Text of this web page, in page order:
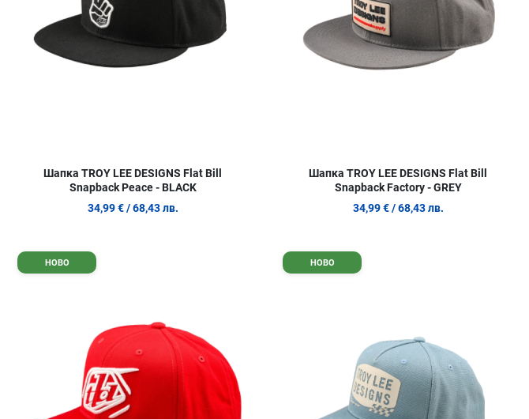
Шапка TROY LEE DESIGNS Flat Bill
Snapback Peace - BLACK
34,99 € / 68,43 лв.
Шапка TROY LEE DESIGNS Flat Bill
Snapback Factory - GREY
34,99 € / 68,43 лв.
НОВО Добави в любими
НОВО